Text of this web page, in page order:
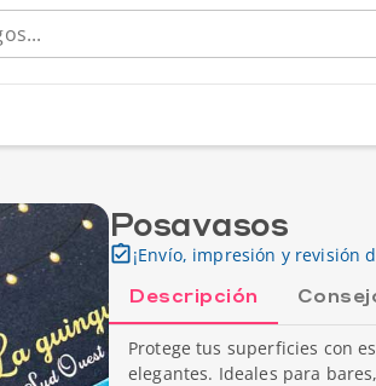
Posavasos
¡Envío, impresión y revisión
Descripción
Protege tus superficies con
elegantes. Ideales para